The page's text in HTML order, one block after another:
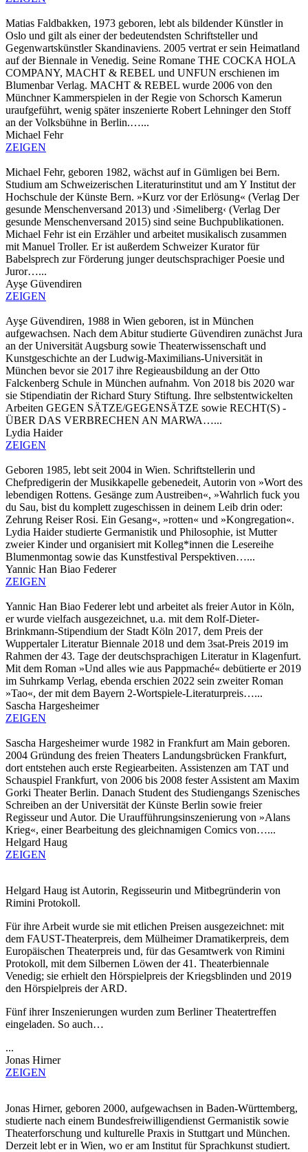
Matias Faldbakken, 1973 geboren, lebt als bildender Künstler in
Oslo und gilt als einer der bedeutendsten Schriftsteller und
Gegenwartskünstler Skandinaviens. 2005 vertrat er sein Heimatland
auf der Biennale in Venedig. Seine Romane THE COCKA HOLA
COMPANY, MACHT & REBEL und UNFUN erschienen im
Blumenbar Verlag. MACHT & REBEL wurde 2006 von den
Münchner Kammerspielen in der Regie von Schorsch Kamerun
uraufgeführt, wenig später inszenierte Robert Lehninger den Stoff
an der Volksbühne in Berlin.…...
Michael Fehr
ZEIGEN
Michael Fehr, geboren 1982, wächst auf in Gümligen bei Bern.
Studium am Schweizerischen Literaturinstitut und am Y Institut der
Hochschule der Künste Bern. »Kurz vor der Erlösung« (Verlag Der
gesunde Menschenversand 2013) und ›Simeliberg‹ (Verlag Der
gesunde Menschenversand 2015) sind seine Buchpublikationen.
Michael Fehr ist ein Erzähler und arbeitet musikalisch zusammen
mit Manuel Troller. Er ist außerdem Schweizer Kurator für
Babelsprech zur Förderung junger deutschsprachiger Poesie und
Juror…...
Ayşe Güvendiren
ZEIGEN
Ayşe Güvendiren, 1988 in Wien geboren, ist in München
aufgewachsen. Nach dem Abitur studierte Güvendiren zunächst Jura
an der Universität Augsburg sowie Theaterwissenschaft und
Kunstgeschichte an der Ludwig-Maximilians-Universität in
München bevor sie 2017 ihre Regieausbildung an der Otto
Falckenberg Schule in München aufnahm. Von 2018 bis 2020 war
sie Stipendiatin der Richard Stury Stiftung. Ihre selbstentwickelten
Arbeiten GEGEN SÄTZE/GEGENSÄTZE sowie RECHT(S) -
ÜBER DAS VERBRECHEN AN MARWA…...
Lydia Haider
ZEIGEN
Geboren 1985, lebt seit 2004 in Wien. Schriftstellerin und
Chefpredigerin der Musikkapelle gebenedeit, Autorin von »Wort des
lebendigen Rottens. Gesänge zum Austreiben«, »Wahrlich fuck you
du Sau, bist du komplett zugeschissen in deinem Leib drin oder:
Zehrung Reiser Rosi. Ein Gesang«, »rotten« und »Kongregation«.
Lydia Haider studierte Germanistik und Philosophie, ist Mutter
zweier Kinder und organisiert mit Kolleg*innen die Lesereihe
Blumenmontag sowie das Kunstfestival Perspektiven…...
Yannic Han Biao Federer
ZEIGEN
Yannic Han Biao Federer lebt und arbeitet als freier Autor in Köln,
er wurde vielfach ausgezeichnet, u.a. mit dem Rolf-Dieter-
Brinkmann-Stipendium der Stadt Köln 2017, dem Preis der
Wuppertaler Literatur Biennale 2018 und dem 3sat-Preis 2019 im
Rahmen der 43. Tage der deutschsprachigen Literatur in Klagenfurt.
Mit dem Roman »Und alles wie aus Pappmaché« debütierte er 2019
im Suhrkamp Verlag, ebenda erschien 2022 sein zweiter Roman
»Tao«, der mit dem Bayern 2-Wortspiele-Literaturpreis…...
Sascha Hargesheimer
ZEIGEN
Sascha Hargesheimer wurde 1982 in Frankfurt am Main geboren.
2004 Gründung des freien Theaters Landungsbrücken Frankfurt,
dort entstehen auch erste Regiearbeiten. Assistenzen am TAT und
Schauspiel Frankfurt, von 2006 bis 2008 fester Assistent am Maxim
Gorki Theater Berlin. Danach Student des Studiengangs Szenisches
Schreiben an der Universität der Künste Berlin sowie freier
Regisseur und Autor. Die Uraufführungsinszenierung von »Alans
Krieg«, einer Bearbeitung des gleichnamigen Comics von…...
Helgard Haug
ZEIGEN
Helgard Haug ist Autorin, Regisseurin und Mitbegründerin von
Rimini Protokoll.
Für ihre Arbeit wurde sie mit etlichen Preisen ausgezeichnet: mit
dem FAUST-Theaterpreis, dem Mülheimer Dramatikerpreis, dem
Europäischen Theaterpreis und, für das Gesamtwerk von Rimini
Protokoll, mit dem Silbernen Löwen der 41. Theaterbiennale
Venedig; sie erhielt den Hörspielpreis der Kriegsblinden und 2019
den Hörspielpreis der ARD.
Fünf ihrer Inszenierungen wurden zum Berliner Theatertreffen
eingeladen. So auch…
...
Jonas Hirner
ZEIGEN
Jonas Hirner, geboren 2000, aufgewachsen in Baden-Württemberg,
studierte nach einem Bundesfreiwilligendienst Germanistik sowie
Theaterforschung und kulturelle Praxis in Stuttgart und München.
Derzeit lebt er in Wien, wo er am Institut für Sprachkunst studiert.